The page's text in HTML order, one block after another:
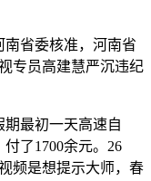
省委核准，河南省
专员高建慧严沉违纪
最初一天高速自
了1700余元。26
频是想提示大师，春